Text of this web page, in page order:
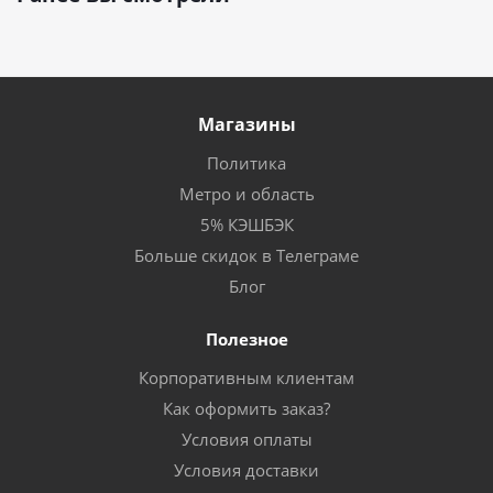
Магазины
Политика
Метро и область
5% КЭШБЭК
Больше скидок в Телеграме
Блог
Полезное
Корпоративным клиентам
Как оформить заказ?
Условия оплаты
Условия доставки